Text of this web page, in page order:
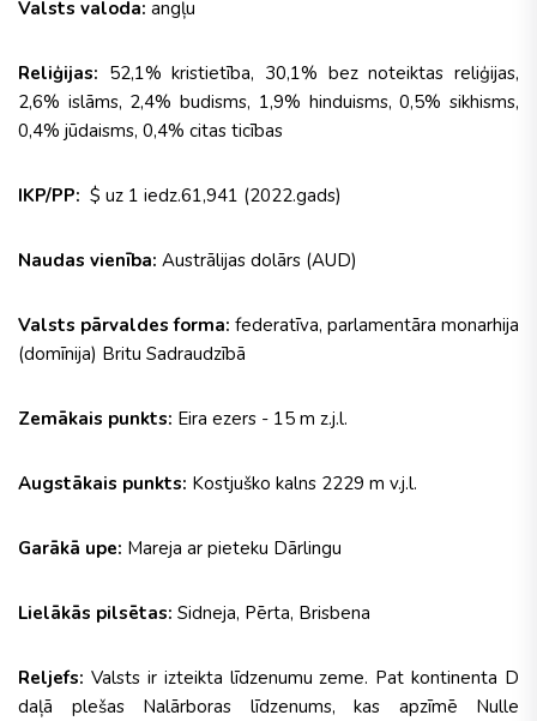
Valsts valoda: angļu
Reliģijas: 52,1% kristietība, 30,1% bez noteiktas reliģijas,
2,6% islāms, 2,4% budisms, 1,9% hinduisms, 0,5% sikhisms,
0,4% jūdaisms, 0,4% citas ticības
IKP/PP: $ uz 1 iedz.61,941 (2022.gads)
Naudas vienība: Austrālijas dolārs (AUD)
Valsts pārvaldes forma: federatīva, parlamentāra monarhija
(domīnija) Britu Sadraudzībā
Zemākais punkts: Eira ezers - 15 m z.j.l.
Augstākais punkts: Kostjuško kalns 2229 m v.j.l.
Garākā upe: Mareja ar pieteku Dārlingu
Lielākās pilsētas: Sidneja, Pērta, Brisbena
Reljefs: Valsts ir izteikta līdzenumu zeme. Pat kontinenta D
daļā plešas Nalārboras līdzenums, kas apzīmē Nulle